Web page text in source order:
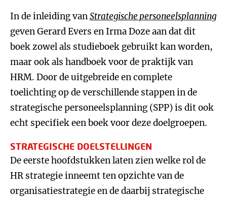
In de inleiding vanStrategische personeelsplanning
geven Gerard Evers en Irma Doze aan dat dit
boek zowel als studieboek gebruikt kan worden,
maar ook als handboek voor de praktijk van
HRM. Door de uitgebreide en complete
toelichting op de verschillende stappen in de
strategische personeelsplanning (SPP) is dit ook
echt specifiek een boek voor deze doelgroepen.
STRATEGISCHE DOELSTELLINGEN
De eerste hoofdstukken laten zien welke rol de
HR strategie inneemt ten opzichte van de
organisatiestrategie en de daarbij strategische